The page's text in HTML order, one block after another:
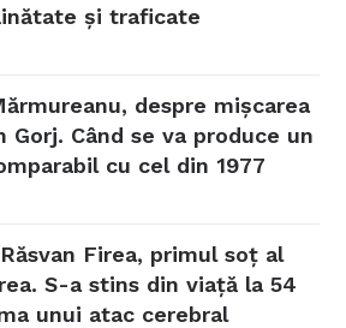
și traficate
despre mișcarea
Gorj. Când se va produce un
cu cel din 1977
Firea, primul soț al
S-a stins din viață la 54
unui atac cerebral